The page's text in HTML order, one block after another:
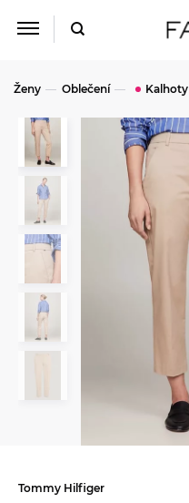
Ženy Oblečení Kalhoty
Tommy Hilfiger